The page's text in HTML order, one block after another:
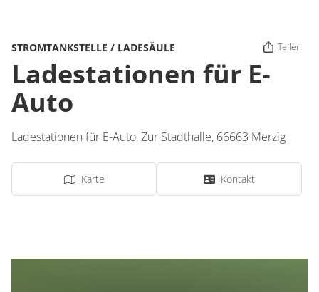
STROMTANKSTELLE / LADESÄULE Teilen
Ladestationen für E-
Auto
Ladestationen für E-Auto,Zur Stadthalle, 66663 Merzig
Karte Kontakt